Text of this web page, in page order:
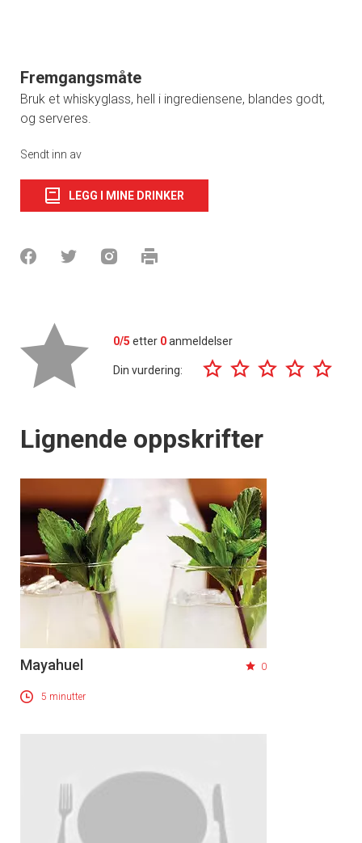
Fremgangsmåte
Bruk et whiskyglass, hell i ingrediensene, blandes godt,
og serveres.
Sendt inn av
LEGG I MINE DRINKER
0/5 etter 0anmeldelser
Din vurdering:
Lignende oppskrifter
Mayahuel 0
5 minutter